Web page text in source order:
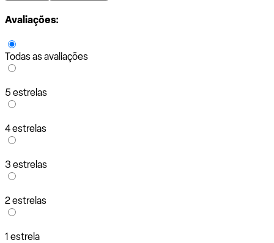
Avaliações:
Todas as avaliações
5 estrelas
4 estrelas
3 estrelas
2 estrelas
1 estrela